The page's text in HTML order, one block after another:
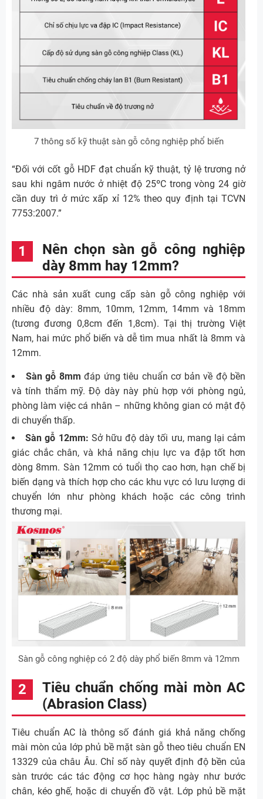
7 thông số kỹ thuật sàn gỗ công nghiệp phổ biến
“Đối với cốt gỗ HDF đạt chuẩn kỹ thuật, tỷ lệ trương nở
sau khi ngâm nước ở nhiệt độ 25ºC trong vòng 24 giờ
cần duy trì ở mức xấp xỉ 12% theo quy định tại TCVN
7753:2007.”
Nên chọn sàn gỗ công nghiệp
dày 8mm hay 12mm?
Các nhà sản xuất cung cấp sàn gỗ công nghiệp với
nhiều độ dày: 8mm, 10mm, 12mm, 14mm và 18mm
(tương đương 0,8cm đến 1,8cm). Tại thị trường Việt
Nam, hai mức phổ biến và dễ tìm mua nhất là 8mm và
12mm.
Sàn gỗ 8mm đáp ứng tiêu chuẩn cơ bản về độ bền
và tính thẩm mỹ. Độ dày này phù hợp với phòng ngủ,
phòng làm việc cá nhân – những không gian có mật độ
di chuyển thấp.
Sàn gỗ 12mm: Sở hữu độ dày tối ưu, mang lại cảm
giác chắc chân, và khả năng chịu lực va đập tốt hơn
dòng 8mm. Sàn 12mm có tuổi thọ cao hơn, hạn chế bị
biến dạng và thích hợp cho các khu vực có lưu lượng di
chuyển lớn như phòng khách hoặc các công trình
thương mại.
Sàn gỗ công nghiệp có 2 độ dày phổ biến 8mm và 12mm
Tiêu chuẩn chống mài mòn AC
(Abrasion Class)
Tiêu chuẩn AC là thông số đánh giá khả năng chống
mài mòn của lớp phủ bề mặt sàn gỗ theo tiêu chuẩn EN
13329 của châu Âu. Chỉ số này quyết định độ bền của
sàn trước các tác động cơ học hàng ngày như bước
chân, kéo ghế, hoặc di chuyển đồ vật. Lớp phủ bề mặt